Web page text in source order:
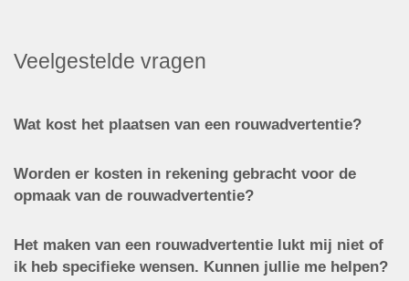
Veelgestelde vragen
Wat kost het plaatsen van een rouwadvertentie?
Worden er kosten in rekening gebracht voor de
opmaak van de rouwadvertentie?
Het maken van een rouwadvertentie lukt mij niet of
ik heb specifieke wensen. Kunnen jullie me helpen?